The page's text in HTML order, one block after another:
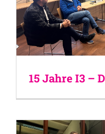
15 Jahre I3 –